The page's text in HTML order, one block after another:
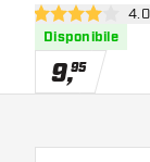
apri
4 stelle di
Disponibile
9,95